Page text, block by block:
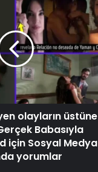
olayların üstüne
Babasıyla
için Sosyal Medya
yorumlar